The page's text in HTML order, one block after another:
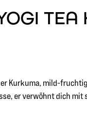
TEA
Kurkuma, mild-
er verwöhnt dich